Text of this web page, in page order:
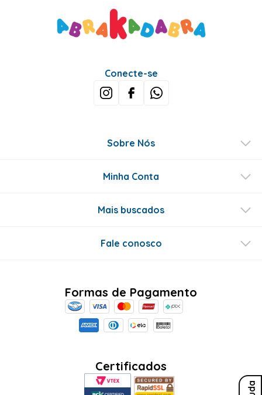
Conecte-se
Sobre Nós
Minha Conta
Mais buscados
Fale conosco
Formas de Pagamento
Certificados